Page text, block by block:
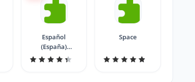
Español
(España)
Language Pack
Space